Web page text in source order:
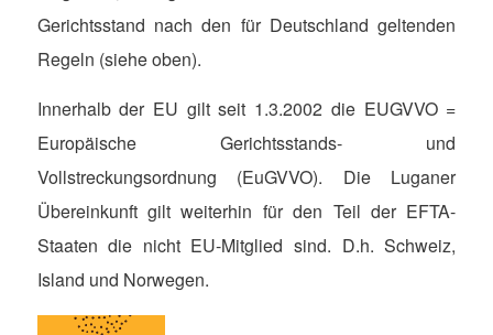
Gerichtsstand nach den für Deutschland geltenden
Regeln (siehe oben).
Innerhalb der EU gilt seit 1.3.2002 die EUGVVO =
Europäische Gerichtsstands- und
Vollstreckungsordnung (EuGVVO). Die Luganer
Übereinkunft gilt weiterhin für den Teil der EFTA-
Staaten die nicht EU-Mitglied sind. D.h. Schweiz,
Island und Norwegen.